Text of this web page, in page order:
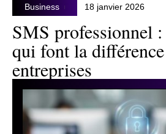
Business 18 janvier 2026
SMS professionnel
qui font la
entreprises